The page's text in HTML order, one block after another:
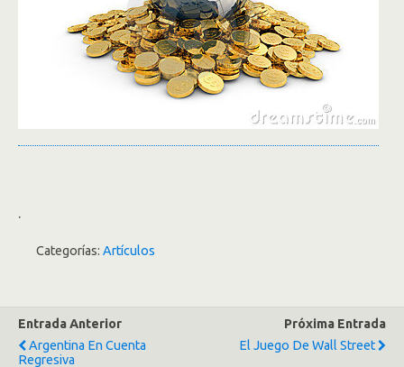
.
Categorías: Artículos
Entrada Anterior
Argentina En Cuenta
Regresiva
Próxima Entrada
El Juego De Wall Street